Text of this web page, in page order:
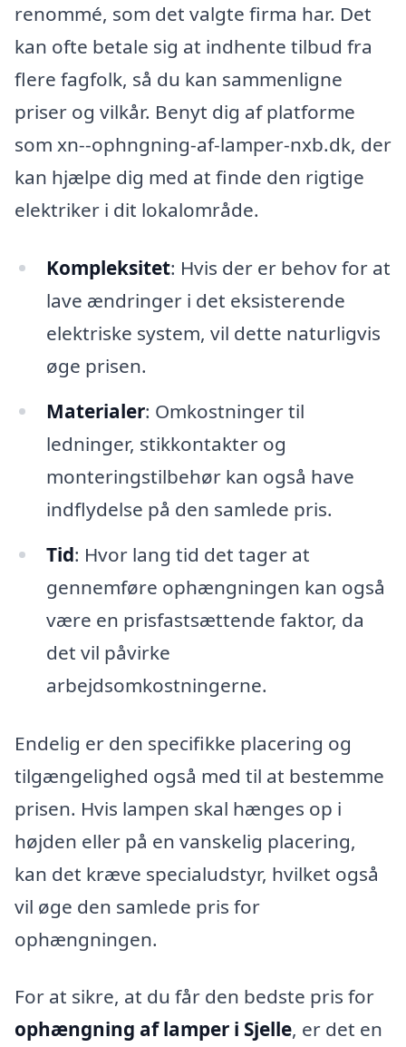
renommé, som det valgte firma har. Det
kan ofte betale sig at indhente tilbud fra
flere fagfolk, så du kan sammenligne
priser og vilkår. Benyt dig af platforme
som xn--ophngning-af-lamper-nxb.dk, der
kan hjælpe dig med at finde den rigtige
elektriker i dit lokalområde.
Kompleksitet: Hvis der er behov for at
lave ændringer i det eksisterende
elektriske system, vil dette naturligvis
øge prisen.
Materialer: Omkostninger til
ledninger, stikkontakter og
monteringstilbehør kan også have
indflydelse på den samlede pris.
Tid: Hvor lang tid det tager at
gennemføre ophængningen kan også
være en prisfastsættende faktor, da
det vil påvirke
arbejdsomkostningerne.
Endelig er den specifikke placering og
tilgængelighed også med til at bestemme
prisen. Hvis lampen skal hænges op i
højden eller på en vanskelig placering,
kan det kræve specialudstyr, hvilket også
vil øge den samlede pris for
ophængningen.
For at sikre, at du får den bedste pris for
ophængning af lamper i Sjelle, er det en